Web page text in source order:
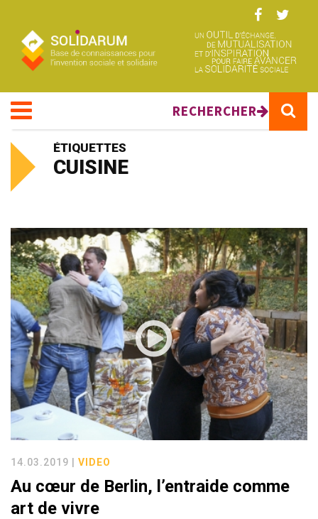
RECHERCHER
ÉTIQUETTES
CUISINE
14.03.2019 | VIDEO
Au cœur de Berlin, l’entraide comme
art de vivre